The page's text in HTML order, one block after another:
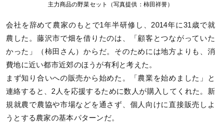
主力商品の野菜セット（写真提供：柿田祥誉）
会社を辞めて農家のもとで1年半研修し、2014年に31歳で就
農した。藤沢市で畑を借りたのは、「顧客とつながっていた
かった」（柿田さん）からだ。そのためには地方よりも、消
費地に近い都市近郊のほうが有利と考えた。
まず知り合いへの販売から始めた。「農業を始めました」と
連絡すると、2人を応援するために数人が購入してくれた。新
規就農で農協や市場などを通さず、個人向けに直接販売しよ
うとする農家の基本パターンだ。